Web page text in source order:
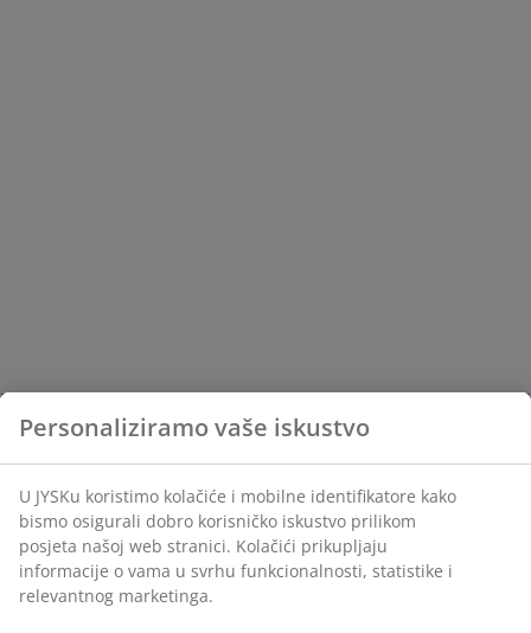
Personaliziramo vaše iskustvo
U JYSKu koristimo kolačiće i mobilne identifikatore kako
bismo osigurali dobro korisničko iskustvo prilikom
posjeta našoj web stranici. Kolačići prikupljaju
informacije o vama u svrhu funkcionalnosti, statistike i
relevantnog marketinga.